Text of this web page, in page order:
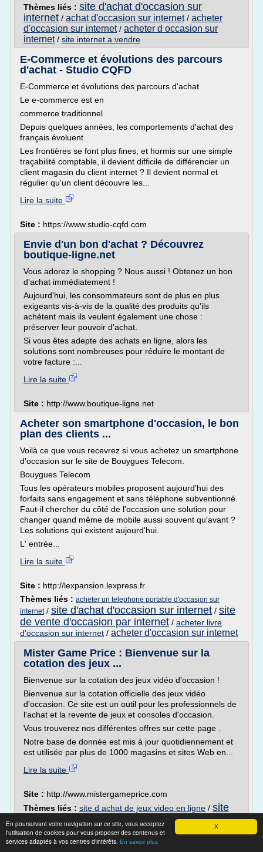
X
En poursuivant votre navigation sur ce site, vous acceptez
l'utilisation de cookies pour vous proposer des contenus et
services adaptés à vos centres d'intérêts. En savoir plus
Thèmes liés : site d'achat d'occasion sur
internet / achat d'occasion sur internet/ acheter
d'occasion sur internet/ acheter d occasion sur
internet/ site internet a vendre
E-Commerce et évolutions des parcours
d'achat - Studio CQFD
E-Commerce et évolutions des parcours d'achat
Le e-commerce est en
commerce traditionnel
Depuis quelques années, les comportements d'achat des
français évoluent.
Les frontières se font plus fines, et hormis sur une simple
traçabilité comptable, il devient difficile de différencier un
client magasin du client internet ? Il devient normal et
régulier qu'un client découvre les...
Lire la suite
Site : https://www.studio-cqfd.com
Envie d'un bon d'achat ? Découvrez
boutique-ligne.net
Vous adorez le shopping ? Nous aussi ! Obtenez un bon
d'achat immédiatement !
Aujourd'hui, les consommateurs sont de plus en plus
exigeants vis-à-vis de la qualité des produits qu'ils
achètent mais ils veulent également une chose :
préserver leur pouvoir d'achat.
Si vous êtes adepte des achats en ligne, alors les
solutions sont nombreuses pour réduire le montant de
votre facture :...
Lire la suite
Site : http://www.boutique-ligne.net
Acheter son smartphone d'occasion, le bon
plan des clients ...
Voilà ce que vous recevrez si vous achetez un smartphone
d'occasion sur le site de Bouygues Telecom.
Bouygues Telecom
Tous les opérateurs mobiles proposent aujourd'hui des
forfaits sans engagement et sans téléphone subventionné.
Faut-il chercher du côté de l'occasion une solution pour
changer quand même de mobile aussi souvent qu'avant ?
Les solutions qui existent aujourd'hui.
L' entrée...
Lire la suite
Site : http://lexpansion.lexpress.fr
Thèmes liés : acheter un telephone portable d'occasion sur
internet/ site d'achat d'occasion sur internet / site
de vente d'occasion par internet / acheter livre
d'occasion sur internet / acheter d'occasion sur internet
Mister Game Price : Bienvenue sur la
cotation des jeux ...
Bienvenue sur la cotation des jeux vidéo d'occasion !
Bienvenue sur la cotation officielle des jeux vidéo
d'occasion. Ce site est un outil pour les professionnels de
l'achat et la revente de jeux et consoles d'occasion.
Vous trouverez nos différentes offres sur cette page .
Notre base de donnée est mis à jour quotidiennement et
est utilisée par plus de 1000 magasins et sites Web en...
Lire la suite
Site : http://www.mistergameprice.com
Thèmes liés : site d achat de jeux video en ligne / site
site achat jeux video
en ligne/achat jeux video en ligne telechargement
achat de jeux
video en ligne